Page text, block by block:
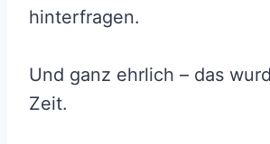
hinterfragen.
Und ganz ehrlich – das
Zeit.